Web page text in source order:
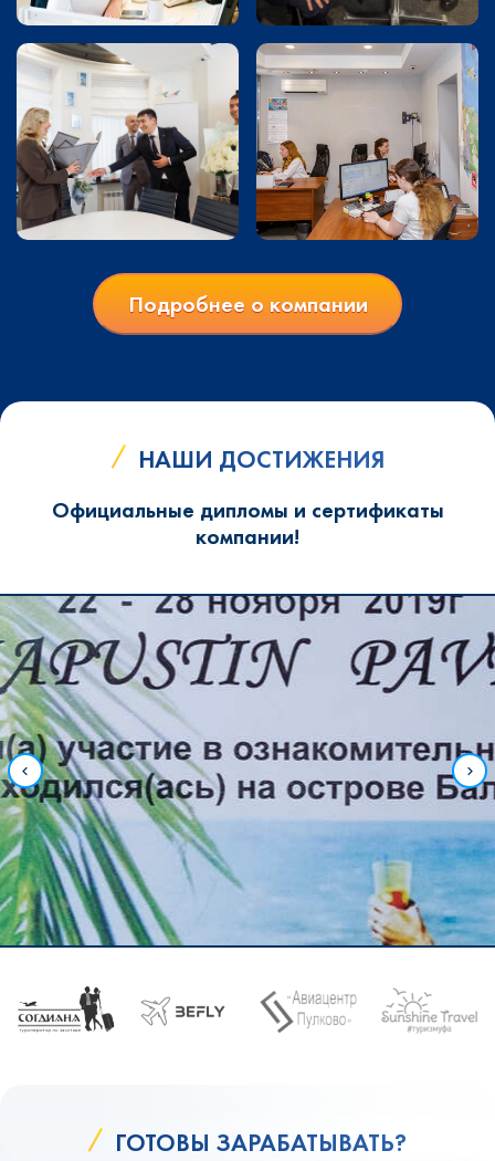
Подробнее о компании
НАШИ ДОСТИЖЕНИЯ
Официальные дипломы и сертификаты
компании!
ГОТОВЫ ЗАРАБАТЫВАТЬ?